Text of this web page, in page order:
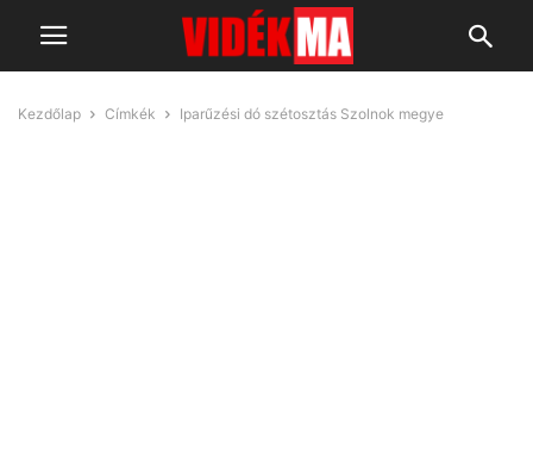
Kezdőlap Címkék Iparűzési dó szétosztás Szolnok megye